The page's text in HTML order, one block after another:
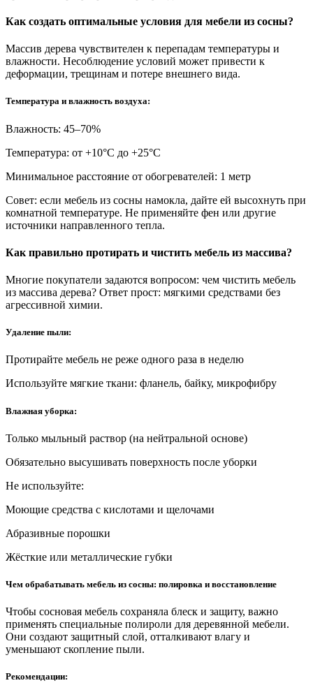
Как создать оптимальные условия для мебели из сосны?
Массив дерева чувствителен к перепадам температуры и
влажности. Несоблюдение условий может привести к
деформации, трещинам и потере внешнего вида.
Температура и влажность воздуха:
Влажность: 45–70%
Температура: от +10°С до +25°С
Минимальное расстояние от обогревателей: 1 метр
Совет: если мебель из сосны намокла, дайте ей высохнуть при
комнатной температуре. Не применяйте фен или другие
источники направленного тепла.
Как правильно протирать и чистить мебель из массива?
Многие покупатели задаются вопросом: чем чистить мебель
из массива дерева? Ответ прост: мягкими средствами без
агрессивной химии.
Удаление пыли:
Протирайте мебель не реже одного раза в неделю
Используйте мягкие ткани: фланель, байку, микрофибру
Влажная уборка:
Только мыльный раствор (на нейтральной основе)
Обязательно высушивать поверхность после уборки
Не используйте:
Моющие средства с кислотами и щелочами
Абразивные порошки
Жёсткие или металлические губки
Чем обрабатывать мебель из сосны: полировка и восстановление
Чтобы сосновая мебель сохраняла блеск и защиту, важно
применять специальные полироли для деревянной мебели.
Они создают защитный слой, отталкивают влагу и
уменьшают скопление пыли.
Рекомендации: